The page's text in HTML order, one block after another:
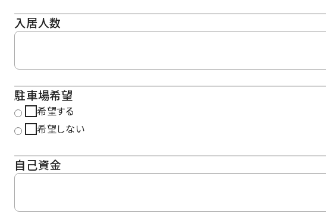
入居人数
駐車場希望
希望する
希望しない
自己資金